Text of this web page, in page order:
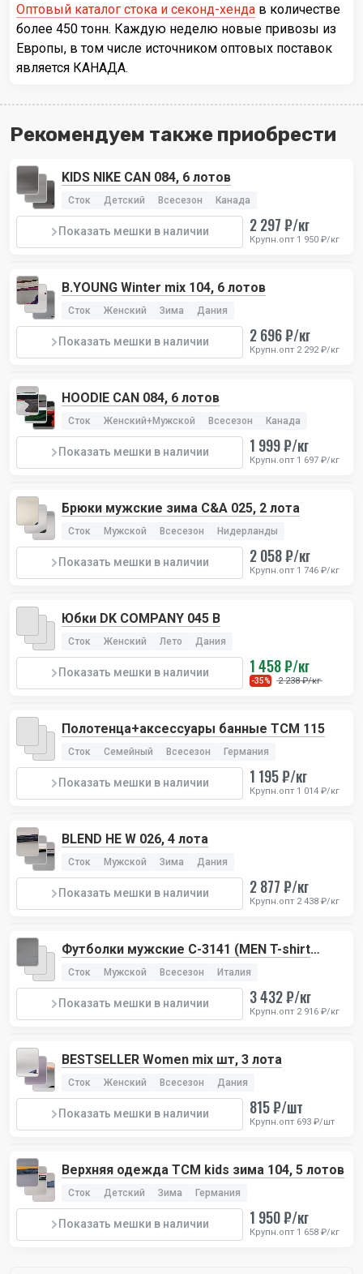
Оптовый каталог стока и секонд-хенда в количестве
более 450 тонн. Каждую неделю новые привозы из
Европы, в том числе источником оптовых поставок
является КАНАДА.
Рекомендуем также приобрести
KIDS NIKE CAN 084, 6 лотов
Сток Детский Всесезон Канада
Показать мешки в наличии 2 297 ₽/кг
Крупн.опт 1 950 ₽/кг
B.YOUNG Winter mix 104, 6 лотов
Сток Женский Зима Дания
Показать мешки в наличии 2 696 ₽/кг
Крупн.опт 2 292 ₽/кг
HOODIE CAN 084, 6 лотов
Сток Женский+Мужской Всесезон Канада
Показать мешки в наличии 1 999 ₽/кг
Крупн.опт 1 697 ₽/кг
Брюки мужские зима C&A 025, 2 лота
Сток Мужской Всесезон Нидерланды
Показать мешки в наличии 2 058 ₽/кг
Крупн.опт 1 746 ₽/кг
Юбки DK COMPANY 045 B
Сток Женский Лето Дания
Показать мешки в наличии 1 458 ₽/кг
-35% 2 238 ₽/кг
Полотенца+аксессуары банные TCM 115
Сток Семейный Всесезон Германия
Показать мешки в наличии 1 195 ₽/кг
Крупн.опт 1 014 ₽/кг
BLEND HE W 026, 4 лота
Сток Мужской Зима Дания
Показать мешки в наличии 2 877 ₽/кг
Крупн.опт 2 438 ₽/кг
Футболки мужские C-3141 (MEN T-shirt
Sorbino), 1 лот
Сток Мужской Всесезон Италия
Показать мешки в наличии 3 432 ₽/кг
Крупн.опт 2 916 ₽/кг
BESTSELLER Women mix шт, 3 лота
Сток Женский Всесезон Дания
Показать мешки в наличии 815 ₽/шт
Крупн.опт 693 ₽/шт
Верхняя одежда TCM kids зима 104, 5 лотов
Сток Детский Зима Германия
Показать мешки в наличии 1 950 ₽/кг
Крупн.опт 1 658 ₽/кг